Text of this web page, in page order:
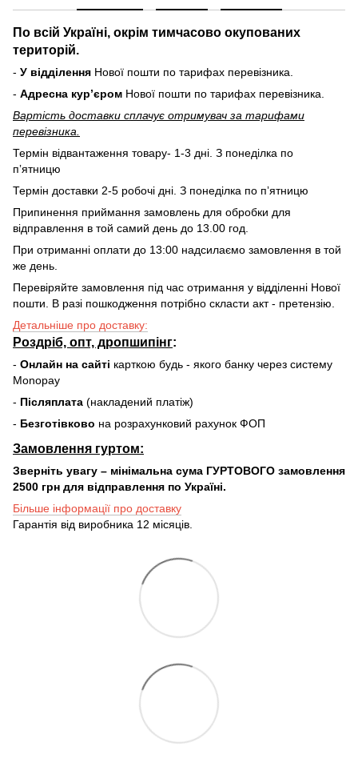
По всій Україні, окрім тимчасово окупованих
територій.
- У відділення Нової пошти по тарифах перевізника.
- Адресна курʼєром Нової пошти по тарифах перевізника.
Вартість доставки cплачує отримувач за тарифами
перевізника.
Термін відвантаження товару- 1-3 дні. З понеділка по
пʼятницю
Термін доставки 2-5 робочі дні. З понеділка по пʼятницю
Припинення приймання замовлень для обробки для
відправлення в той самий день до 13.00 год.
При отриманні оплати до 13:00 надсилаємо замовлення в той
же день.
Перевіряйте замовлення під час отримання у відділенні Нової
пошти. В разі пошкодження потрібно скласти акт - претензію.
Детальніше про доставку:
Роздріб, опт, дропшипінг:
- Онлайн на сайті карткою будь - якого банку через систему
Monopay
- Післяплата (накладений платіж)
- Безготівково на розрахунковий рахунок ФОП
Замовлення гуртом:
Зверніть увагу – мінімальна сума ГУРТОВОГО замовлення
2500 грн для відправлення по Україні.
Більше інформації про доставку
Гарантія від виробника 12 місяців.